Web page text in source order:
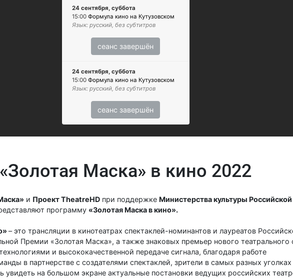
24 сентября, суббота
15:00 Формула кино на Кутузовском
Язык: русский, без субтитров
сеанс завершён
24 сентября, суббота
15:00 Формула кино на Кутузовском
Язык: русский, без субтитров
сеанс завершён
«Золотая Маска» в кино 2022
и Проект TheatreHDпри поддержке Министерства культуры Российской
программу «Золотая Маска в кино».
– это трансляции в кинотеатрах спектаклей-номинантов и лауреатов
Премии «Золотая Маска», а также знаковых премьер нового театрального
и высококачественной передаче сигнала, благодаря работе
в партнерстве с создателями спектаклей, зрители в самых разных
увидеть на большом экране актуальные постановки ведущих российских